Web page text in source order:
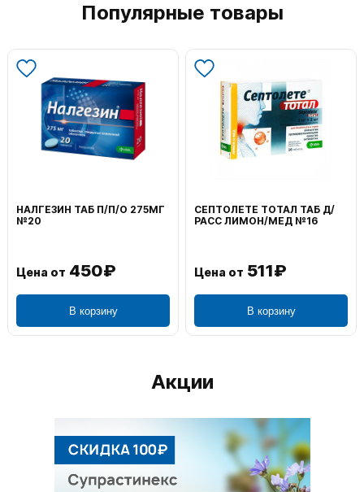
Популярные товары
НАЛГЕЗИН ТАБ П/П/О 275МГ
№20
Цена от 450₽
В корзину
СЕПТОЛЕТЕ ТОТАЛ ТАБ Д/
РАСС ЛИМОН/МЕД №16
Цена от 511₽
В корзину
Акции